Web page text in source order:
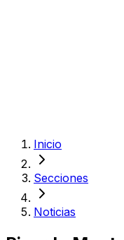
Inicio
Secciones
Noticias